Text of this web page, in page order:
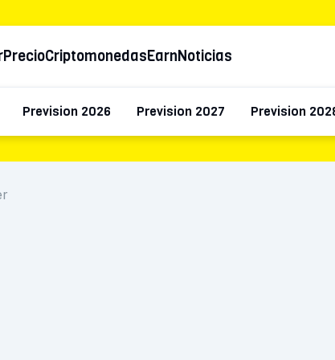
PrecioCriptomonedasEarnNoticias
Prevision 2026 Prevision 2027 Prevision